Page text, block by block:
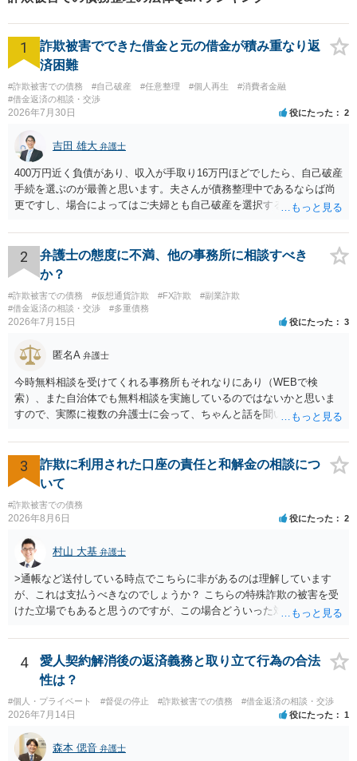
1
詐欺被害でできた借金と元の借金が積み重なり返
済困難
#詐欺被害での債務 #自己破産 #任意整理 #個人再生
#消費者金融
#借金返済の相談・交渉
2026年7月30日 役にたった 2
吉田 雄大 弁護士
400万円近く負債があり、収入が手取り16万円ほどでしたら、自己破産
手続を選ぶのが最善と思います。夫さんが債務整理中であるならば尚
更ですし、場合によってはご夫婦とも自己破産を選択する方法もある
2
弁護士の態度に不満、他の事務所に相談すべき
か？
#詐欺被害での債務 #仮想通貨詐欺 #FX詐欺
#副業詐欺
#借金返済の相談・交渉
#多重債務
2026年7月15日 役にたった 3
匿名A 弁護士
今時無料相談を受けてくれる事務所もそれなりにあり（WEBで検
索）、また自治体でも無料相談を実施しているのではないかと思いま
すので、実際に複数の弁護士に会って、ちゃんと話を聞いてくれる
はそもそも事案を把握できていないようですので、御相談の案件につ
いては弁護士として能力不足なのかもしれません。相手にしない方が
良いと思います。ただ、仮想通貨詐欺の被害回復は現実的には難しい
かもしれません。
3
詐欺に利用された口座の責任と和解金の相談につ
いて
#詐欺被害での債務
2026年8月6日 役にたった 2
村山 大基 弁護士
>通帳など送付している時点でこちらに非があるのは理解しています
が、これは支払うべきなのでしょうか？ こちらの特殊詐欺の被害を受
けた立場でもあると思うのですが、この場合どういった対処が必要で
がいいとは思います。 そもそも、特殊詐欺関係なく旦那さんの行為
は法に触れる可能性もあります。 ＞100万を支払わず穏便に和解する
ことは可能でしょうか？ →一般的には難しいです。相談者さんも１０
０万円の被害を受けたとして、１円も払わないで和解したいと言われ
たら、 できるだけ重い刑罰を与えて欲しい、と思われるのではない
でしょうか。 ＞弁護士さんに入ってもらうことで支払額が下がること
はありますか？ そこはあり得ます、ただ、弁護士費用かけるならその
分賠償に回すことも考えられるので、 兼ね合いは考えてみましょう。
4
愛人契約解消後の返済義務と取り立て行為の合法
性は？
#個人・プライベート #督促の停止 #詐欺被害での債務 #借金返済の相談・交渉
2026年7月14日 役にたった 1
森本 偲音 弁護士